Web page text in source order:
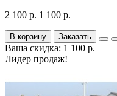
2 100 р. 1 100 р.
В корзину Заказать
Ваша скидка: 1 100 р.
Лидер продаж!